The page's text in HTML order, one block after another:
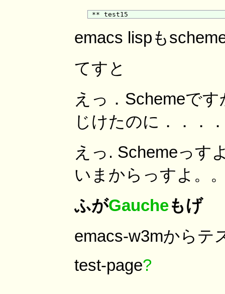
emacs lispも
てすと
えっ．Schemeで
じけたのに．．．
えっ. Schemeっす
いまからっすよ。
ふがGaucheもげ
emacs-w3mからテ
test-page?